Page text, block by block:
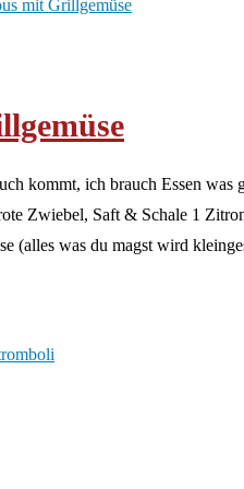
kommt, ich brauch Essen
Zwiebel, Saft & Schale 1
(alles was du magst wird